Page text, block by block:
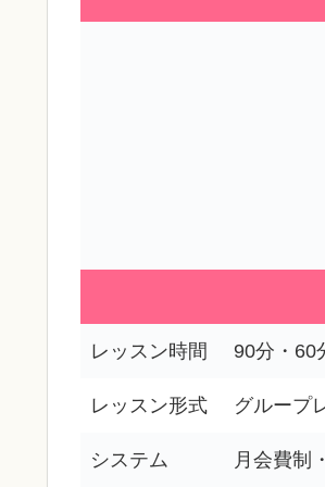
レッスン時間 90分・60
レッスン形式 グループ
システム 月会費制